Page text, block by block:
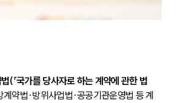
(「국가를 당사자로 하는 계약에 관한 법
약법·방위사업법·공공기관운영법 등 계